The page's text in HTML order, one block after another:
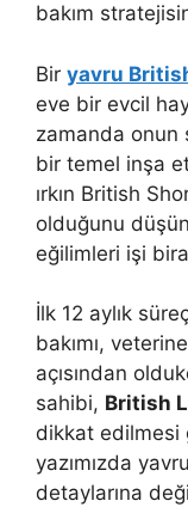
bakım
Bir yavru
eve bir evcil
zamanda onun
bir temel inşa
ırkın British
olduğunu
eğilimleri işi
İlk 12 aylık
bakımı,
açısından
sahibi, British
dikkat edilmesi
yazımızda
detaylarına